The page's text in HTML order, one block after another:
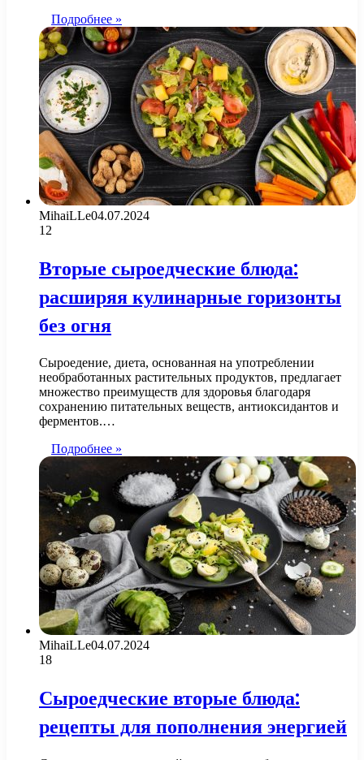
Подробнее »
MihaiLLe04.07.2024
12
Вторые сыроедческие блюда:
расширяя кулинарные горизонты
без огня
Сыроедение, диета, основанная на употреблении
необработанных растительных продуктов, предлагает
множество преимуществ для здоровья благодаря
сохранению питательных веществ, антиоксидантов и
ферментов.…
Подробнее »
MihaiLLe04.07.2024
18
Сыроедческие вторые блюда:
рецепты для пополнения энергией